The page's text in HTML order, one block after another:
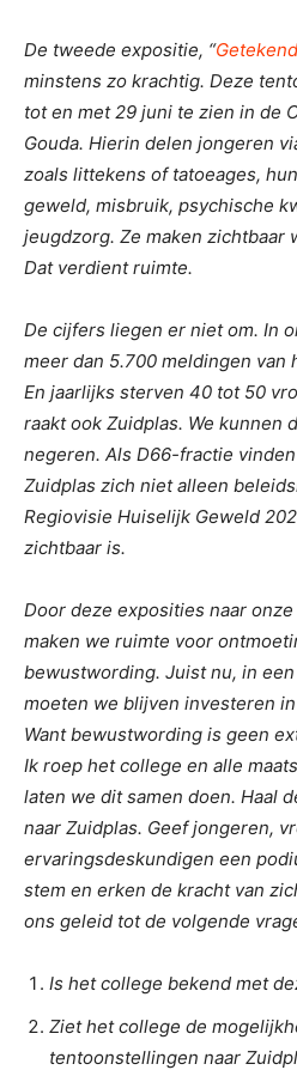
De tweede expositie, “
minstens zo krachtig. Deze
tot en met 29 juni te zien in de
Gouda. Hierin delen jongeren
zoals littekens of tatoeages,
geweld, misbruik, psychische
jeugdzorg. Ze maken zichtbaar
Dat verdient ruimte.
De cijfers liegen er niet om. In
meer dan 5.700 meldingen van
En jaarlijks sterven 40 tot 50
raakt ook Zuidplas. We kunnen
negeren. Als D66-fractie
Zuidplas zich niet alleen
Regiovisie Huiselijk Geweld
zichtbaar is.
Door deze exposities naar
maken we ruimte voor
bewustwording. Juist nu, in
moeten we blijven investeren
Want bewustwording is geen
Ik roep het college en alle
laten we dit samen doen. Haal
naar Zuidplas. Geef jongeren,
ervaringsdeskundigen een
stem en erken de kracht van
ons geleid tot de volgende
Is het college bekend met
Ziet het college de
tentoonstellingen naar